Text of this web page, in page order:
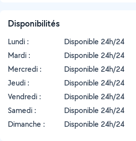
Disponibilités
Lundi :
Disponible 24h/24
Mardi :
Disponible 24h/24
Mercredi :
Disponible 24h/24
Jeudi :
Disponible 24h/24
Vendredi :
Disponible 24h/24
Samedi :
Disponible 24h/24
Dimanche :
Disponible 24h/24